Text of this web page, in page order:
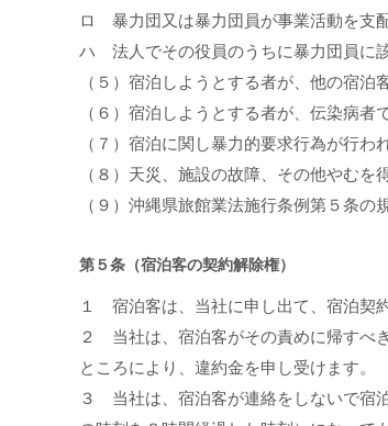
ロ 暴力団又は暴力団員が事業活動を支
ハ 法人でその役員のうちに暴力団員に
（５）宿泊しようとする者が、他の宿泊
（６）宿泊しようとする者が、伝染病者
（７）宿泊に関し暴力的要求行為が行わ
（８）天災、施設の故障、その他やむを
（９）沖縄県旅館業法施行条例第５条の
第５条（宿泊客の契約解除権）
１ 宿泊客は、当社に申し出て、宿泊契
２ 当社は、宿泊客がその責めに帰すべ
ところにより、違約金を申し受けます。
３ 当社は、宿泊客が連絡をしないで宿